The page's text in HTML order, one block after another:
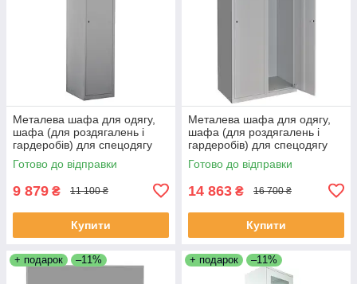
Металева шафа для одягу,
шафа (для роздягалень і
гардеробів) для спецодягу
одностулкова ШХМ-1 ТМ
Заповіт
Готово до відправки
9 879 ₴ 11 100 ₴
Купити
Металева шафа для одягу,
шафа (для роздягалень і
гардеробів) для спецодягу
двохстулкова ШХМ-2 ТМ
Заповіт
Готово до відправки
14 863 ₴ 16 700 ₴
Купити
+ подарок –11% + подарок –11%